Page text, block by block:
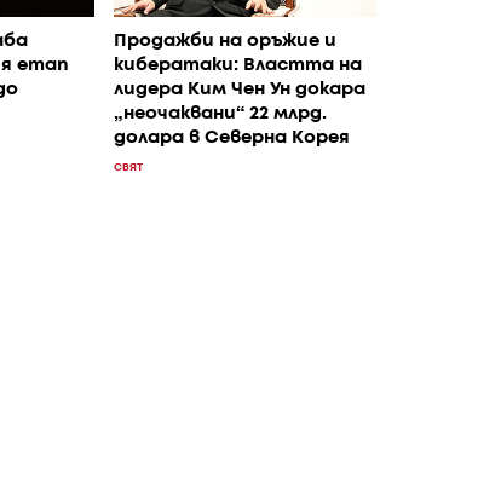
етап
Продажби на оръжие и
кибератаки: Властта на
лидера Ким Чен Ун докара
„неочаквани“ 22 млрд.
долара в Северна Корея
СВЯТ